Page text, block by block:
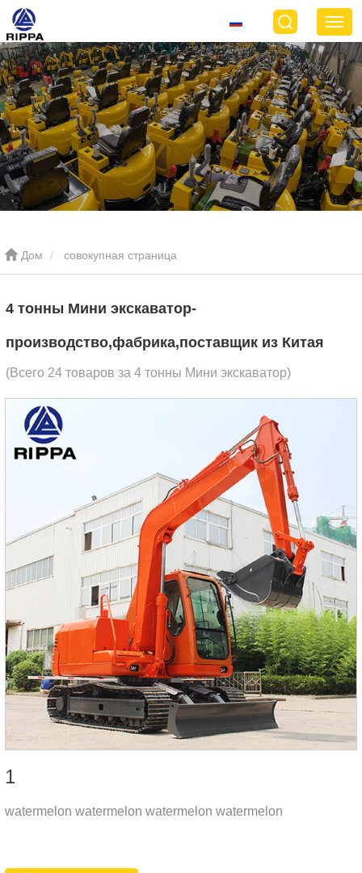
Дом совокупная страница
4 тонны Мини экскаватор-
производство,фабрика,поставщик из Китая
(Всего 24 товаров за 4 тонны Мини экскаватор)
1
watermelon watermelon watermelon watermelon